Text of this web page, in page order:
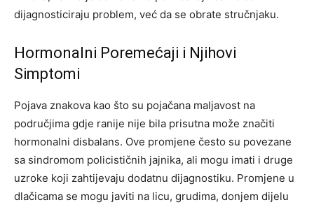
dijagnosticiraju problem, već da se obrate stručnjaku.
Hormonalni Poremećaji i Njihovi
Simptomi
Pojava znakova kao što su pojačana maljavost na
područjima gdje ranije nije bila prisutna može značiti
hormonalni disbalans. Ove promjene često su povezane
sa sindromom policističnih jajnika, ali mogu imati i druge
uzroke koji zahtijevaju dodatnu dijagnostiku. Promjene u
dlačicama se mogu javiti na licu, grudima, donjem dijelu